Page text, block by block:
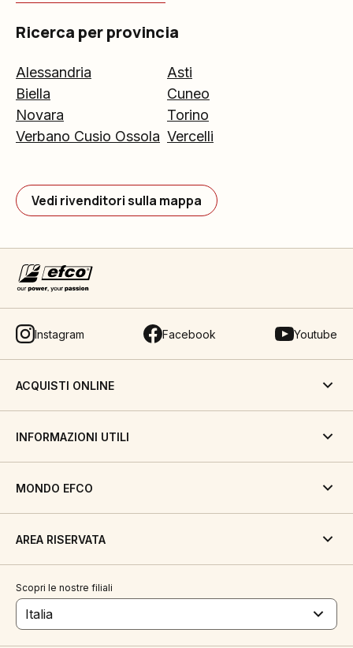
Ricerca per provincia
Alessandria
Asti
Biella
Cuneo
Novara
Torino
Verbano Cusio Ossola Vercelli
Vedi rivenditori sulla mappa
Instagram Facebook Youtube
ACQUISTI ONLINE
INFORMAZIONI UTILI
MONDO EFCO
AREA RISERVATA
Scopri le nostre filiali
Italia